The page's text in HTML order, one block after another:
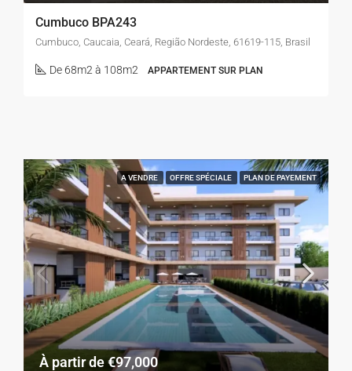
Cumbuco BPA243
Cumbuco, Caucaia, Ceará, Região Nordeste, 61619-115, Brasil
De 68m2 à 108m2 APPARTEMENT SUR PLAN
A VENDRE OFFRE SPÉCIALE PLAN DE PAYEMENT
À partir de €97,000